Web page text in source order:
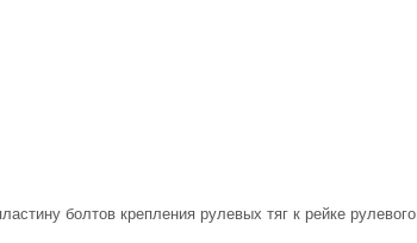
болтов крепления рулевых тяг к рейке рулевого